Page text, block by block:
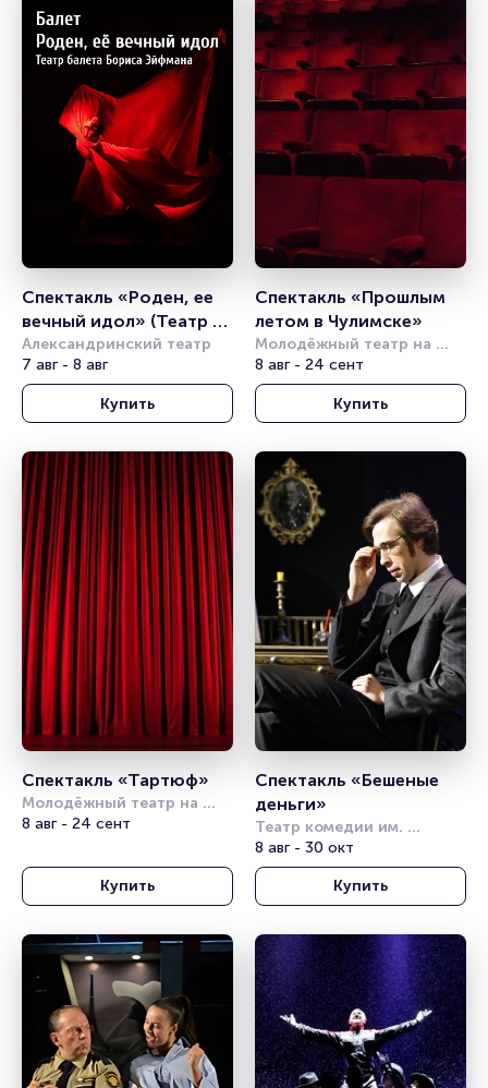
Спектакль «Роден, ее
вечный идол» (Театр
балета Б. Эйфмана)
Александринский театр
7 авг - 8 авг
Купить
Спектакль «Прошлым
летом в Чулимске»
Молодёжный театр на
Фонтанке
8 авг - 24 сент
Купить
Спектакль «Тартюф»
Молодёжный театр на
Фонтанке
8 авг - 24 сент
Купить
Спектакль «Бешеные
деньги»
Театр комедии им.
Акимова
8 авг - 30 окт
Купить